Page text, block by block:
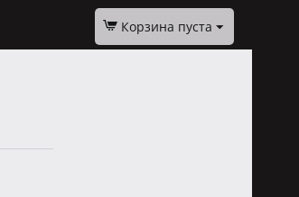
Корзина пуста